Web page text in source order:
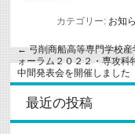
カテゴリー: お知
←弓削商船高等専門学校産
ォーラム２０２２・専攻科
中間発表会を開催しました
最近の投稿